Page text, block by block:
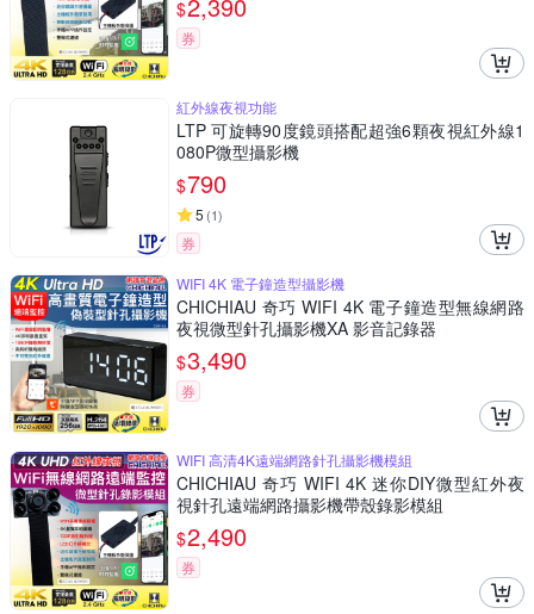
$2,390
券
紅外線夜視功能
LTP 可旋轉90度鏡頭搭配超強6顆夜視紅外線1
080P微型攝影機
$790
5 (1)
券
WIFI 4K 電子鐘造型攝影機
CHICHIAU 奇巧 WIFI 4K 電子鐘造型無線網路
夜視微型針孔攝影機XA 影音記錄器
$3,490
券
WIFI 高清4K遠端網路針孔攝影機模組
CHICHIAU 奇巧 WIFI 4K 迷你DIY微型紅外夜
視針孔遠端網路攝影機帶殼錄影模組
$2,490
券